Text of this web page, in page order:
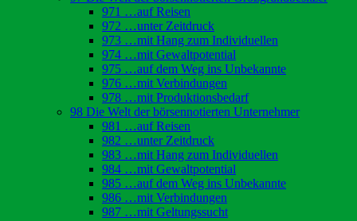
971 …auf Reisen
972 …unter Zeitdruck
973 …mit Hang zum Individuellen
974 …mit Gewaltpotential
975 …auf dem Weg ins Unbekannte
976 …mit Verbindungen
978 …mit Produktionsbedarf
98 Die Welt der börsennotierten Unternehmer
981 …auf Reisen
982 …unter Zeitdruck
983 …mit Hang zum Individuellen
984 …mit Gewaltpotential
985 …auf dem Weg ins Unbekannte
986 …mit Verbindungen
987 …mit Geltungssucht